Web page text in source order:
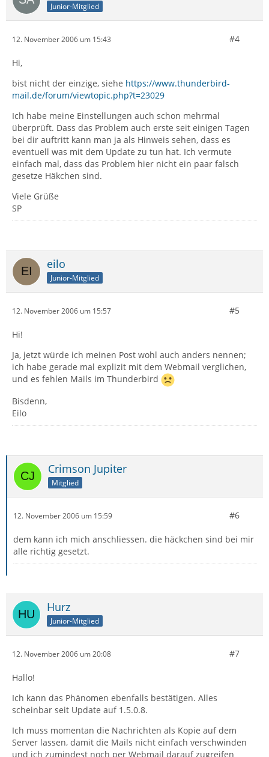
Junior-Mitglied
12. November 2006 um 15:43 #4
Hi,
bist nicht der einzige, siehe https://www.thunderbird-
mail.de/forum/viewtopic.php?t=23029
Ich habe meine Einstellungen auch schon mehrmal
überprüft. Dass das Problem auch erste seit einigen Tagen
bei dir auftritt kann man ja als Hinweis sehen, dass es
eventuell was mit dem Update zu tun hat. Ich vermute
einfach mal, dass das Problem hier nicht ein paar falsch
gesetze Häkchen sind.
Viele Grüße
SP
eilo
Junior-Mitglied
12. November 2006 um 15:57 #5
Hi!
Ja, jetzt würde ich meinen Post wohl auch anders nennen;
ich habe gerade mal explizit mit dem Webmail verglichen,
und es fehlen Mails im Thunderbird
Bisdenn,
Eilo
Crimson Jupiter
Mitglied
12. November 2006 um 15:59 #6
dem kann ich mich anschliessen. die häckchen sind bei mir
alle richtig gesetzt.
Hurz
Junior-Mitglied
12. November 2006 um 20:08 #7
Hallo!
Ich kann das Phänomen ebenfalls bestätigen. Alles
scheinbar seit Update auf 1.5.0.8.
Ich muss momentan die Nachrichten als Kopie auf dem
Server lassen, damit die Mails nicht einfach verschwinden
und ich zumindest noch per Webmail darauf zugreifen